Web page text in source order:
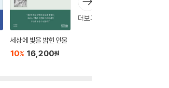
세상에 빛을 밝힌 인물
10% 16,200원
더보기